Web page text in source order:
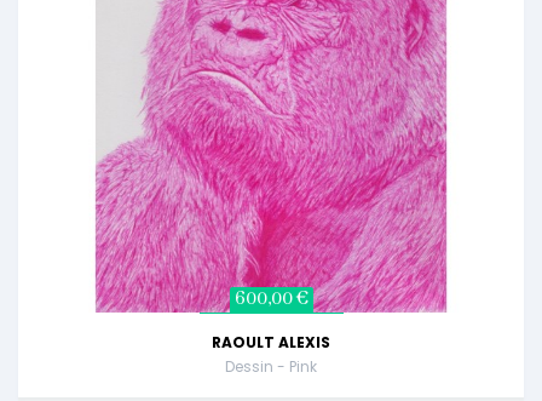
600,00 €
RAOULT ALEXIS
Dessin - Pink